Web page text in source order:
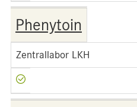
Phenytoin
Zentrallabor LKH